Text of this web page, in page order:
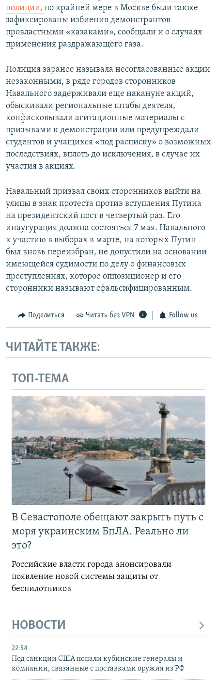
полиции, по крайней мере в Москве были также
зафиксированы избиения демонстрантов
провластными «казаками», сообщали и о случаях
применения раздражающего газа.
Полиция заранее называла несогласованные акции
незаконными, в ряде городов сторонников
Навального задерживали еще накануне акций,
обыскивали региональные штабы деятеля,
конфисковывали агитационные материалы с
призывами к демонстрации или предупреждали
студентов и учащихся «под расписку» о возможных
последствиях, вплоть до исключения, в случае их
участия в акциях.
Навальный призвал своих сторонников выйти на
улицы в знак протеста против вступления Путина
на президентский пост в четвертый раз. Его
инаугурация должна состояться 7 мая. Навального
к участию в выборах в марте, на которых Путин
был вновь переизбран, не допустили на основании
имеющейся судимости по делу о финансовых
преступлениях, которое оппозиционер и его
сторонники называют сфальсифицированным.
Поделиться Читать без VPN Follow us
ЧИТАЙТЕ ТАКЖЕ:
ТОП-ТЕМА
В Севастополе обещают закрыть путь с
моря украинским БпЛА. Реально ли
это?
Российские власти города анонсировали
появление новой системы защиты от
беспилотников
НОВОСТИ
22:54
Под санкции США попали кубинские генералы и
компании, связанные с поставками оружия из РФ